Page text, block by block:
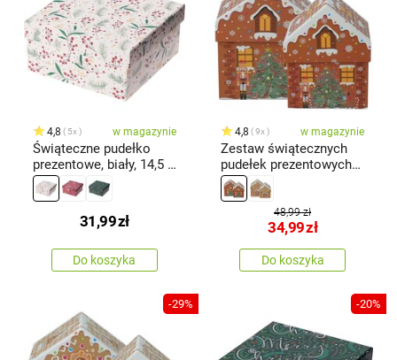
4,8 5x w magazynie
Świąteczne pudełko
prezentowe, biały, 14,5 x
7 x 14,5 cm
31,99zł
Do koszyka
4,8 9x w magazynie
Zestaw świątecznych
pudełek prezentowych
Cookie Houses,
brązowy, 2 szt.
48,99 zł
34,99zł
Do koszyka
-29% -20%